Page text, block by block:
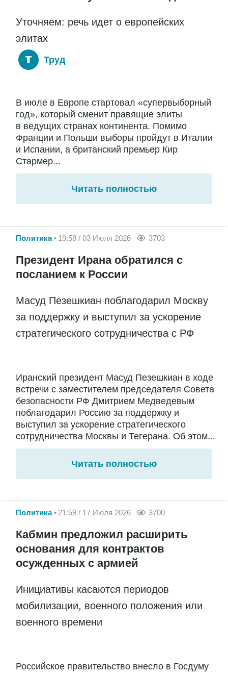
Уточняем: речь идет о европейских
элитах
Труд
В июле в Европе стартовал «супервыборный
год», который сменит правящие элиты
в ведущих странах континента. Помимо
Франции и Польши выборы пройдут в Италии
и Испании, а британский премьер Кир
Стармер...
Читать полностью
Политика 19:58 / 03 Июля 2026 3703
Президент Ирана обратился с
посланием к России
Масуд Пезешкиан поблагодарил Москву
за поддержку и выступил за ускорение
стратегического сотрудничества с РФ
Иранский президент Масуд Пезешкиан в ходе
встречи с заместителем председателя Совета
безопасности РФ Дмитрием Медведевым
поблагодарил Россию за поддержку и
выступил за ускорение стратегического
сотрудничества Москвы и Тегерана. Об этом...
Читать полностью
Политика 21:59 / 17 Июля 2026 3700
Кабмин предложил расширить
основания для контрактов
осужденных с армией
Инициативы касаются периодов
мобилизации, военного положения или
военного времени
Российское правительство внесло в Госдуму